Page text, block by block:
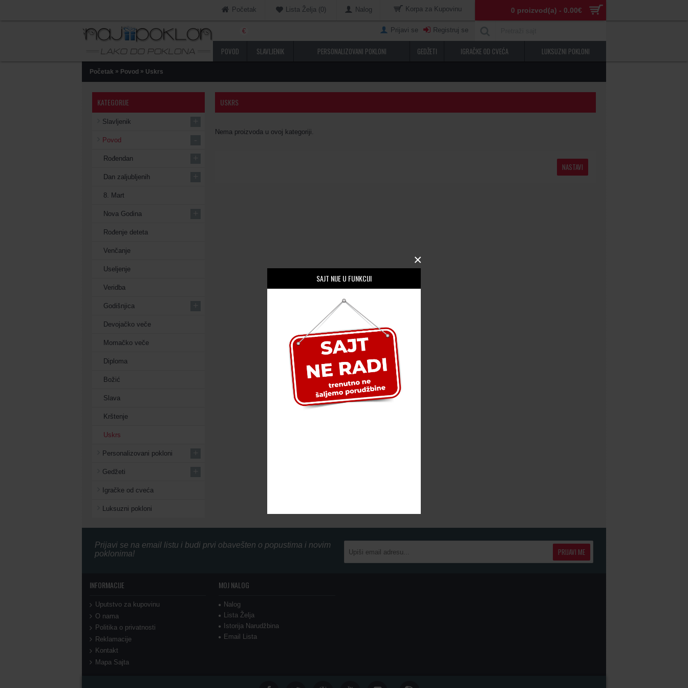
SAJT NIJE U FUNKCIJI
×
Početak Lista Želja (0) Nalog Korpa za Kupovinu 0 proizvod(a) - 0.00€
€ Prijavi se Registruj se
POVOD SLAVLJENIK PERSONALIZOVANI POKLONI GEDŽETI IGRAČKE OD CVEĆA LUKSUZNI POKLONI
Početak » Povod » Uskrs
KATEGORIJE
Slavljenik
Povod
Rođendan
Dan zaljubljenih
8. Mart
Nova Godina
Rođenje deteta
Venčanje
Useljenje
Veridba
Godišnjica
Devojačko veče
Momačko veče
Diploma
Božić
Slava
Krštenje
Uskrs
Personalizovani pokloni
Gedžeti
Igračke od cveća
Luksuzni pokloni
USKRS
Nema proizvoda u ovoj kategoriji.
NASTAVI
Prijavi se na email listu i budi prvi obavešten o popustima i novim
poklonima!
PRIJAVI ME
INFORMACIJE
Uputstvo za kupovinu
O nama
Politika o privatnosti
Reklamacije
Kontakt
Mapa Sajta
MOJ NALOG
Nalog
Lista Želja
Istorija Narudžbina
Email Lista